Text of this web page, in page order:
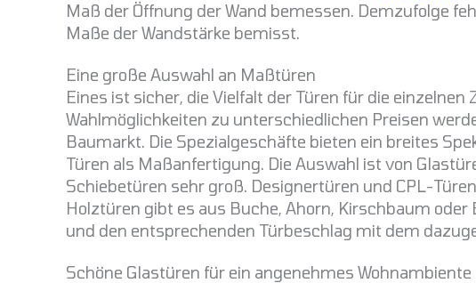
Maß der Öffnung der Wand bemessen. Demzufolge
Maße der Wandstärke bemisst.
Eine große Auswahl an Maßtüren
Eines ist sicher, die Vielfalt der Türen für die
Wahlmöglichkeiten zu unterschiedlichen Preisen
Baumarkt. Die Spezialgeschäfte bieten ein breites
Türen als Maßanfertigung. Die Auswahl ist von
Schiebetüren sehr groß. Designertüren und CPL-
Holztüren gibt es aus Buche, Ahorn, Kirschbaum oder
und den entsprechenden Türbeschlag mit dem
Schöne Glastüren für ein angenehmes Wohnambiente